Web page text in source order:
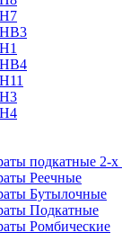
H7
HB3
H1
HB4
H11
H3
H4
подкатные 2-
Реечные
Бутылочные
Подкатные
Ромбические